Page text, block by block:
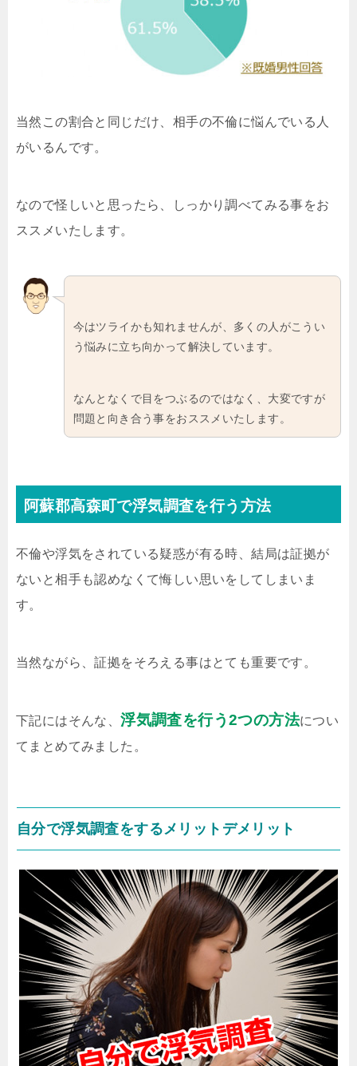
当然この割合と同じだけ、相手の不倫に悩んでいる人
がいるんです。
なので怪しいと思ったら、しっかり調べてみる事をお
ススメいたします。
今はツライかも知れませんが、多くの人がこうい
う悩みに立ち向かって解決しています。
なんとなくで目をつぶるのではなく、大変ですが
問題と向き合う事をおススメいたします。
阿蘇郡高森町で浮気調査を行う方法
不倫や浮気をされている疑惑が有る時、結局は証拠が
ないと相手も認めなくて悔しい思いをしてしまいま
す。
当然ながら、証拠をそろえる事はとても重要です。
下記にはそんな、浮気調査を行う2つの方法につい
てまとめてみました。
自分で浮気調査をするメリットデメリット